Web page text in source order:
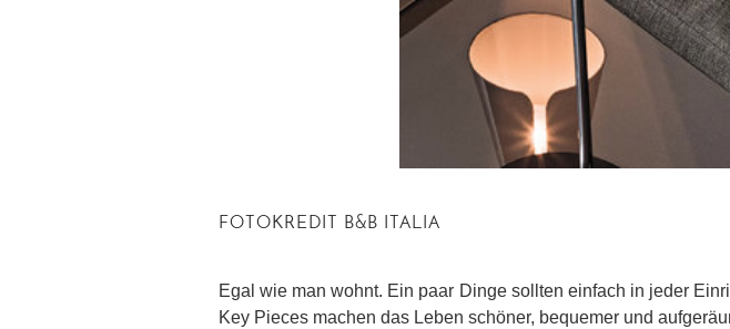
FOTOKREDIT B&B ITALIA
Egal wie man wohnt. Ein paar Dinge sollten einfach in jeder
Key Pieces machen das Leben schöner, bequemer und